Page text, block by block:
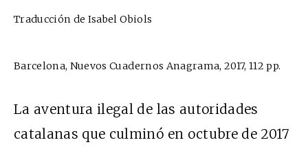
Traducción de Isabel Obiols
Barcelona, Nuevos Cuadernos Anagrama, 2017, 112 pp.
La aventura ilegal de las autoridades
catalanas que culminó en octubre de 2017